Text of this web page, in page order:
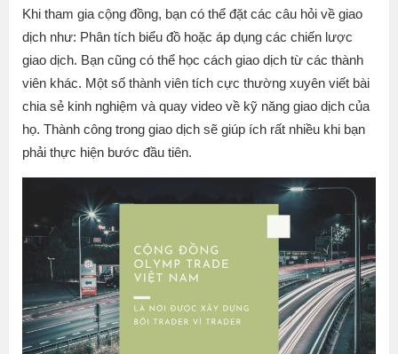
Khi tham gia cộng đồng, bạn có thể đặt các câu hỏi về giao
dịch như: Phân tích biểu đồ hoặc áp dụng các chiến lược
giao dịch. Bạn cũng có thể học cách giao dịch từ các thành
viên khác. Một số thành viên tích cực thường xuyên viết bài
chia sẻ kinh nghiệm và quay video về kỹ năng giao dịch của
họ. Thành công trong giao dịch sẽ giúp ích rất nhiều khi bạn
phải thực hiện bước đầu tiên.